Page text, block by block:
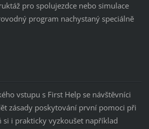
pro spolujezdce nebo simulace
program nachystaný speciálně
vstupu s First Help se návštěvníci
zásady poskytování první pomoci při
si i prakticky vyzkoušet například